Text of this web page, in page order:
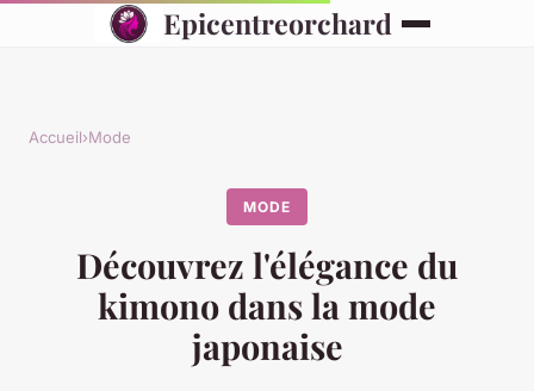
Epicentreorchard
Accueil›Mode
MODE
Découvrez l'élégance du
kimono dans la mode
japonaise